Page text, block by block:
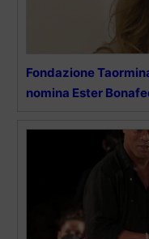
Fondazione
nomina Ester